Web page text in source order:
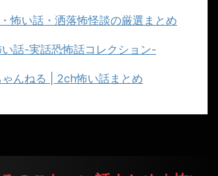
怖い話・洒落怖怪談の厳選まとめ
い話-実話恐怖話コレクション-
んねる | 2ch怖い話まとめ